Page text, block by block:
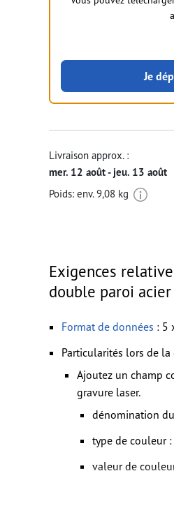
Je
Livraison approx. :
mer. 12 août - jeu. 13 août
Poids: env.9,08 kg
Exigences
double paroi
Format de données : 5
Particularités lors de
Ajoutez un champ
gravure laser.
dénomination
type de couleur
valeur de
il ne s’agit pas